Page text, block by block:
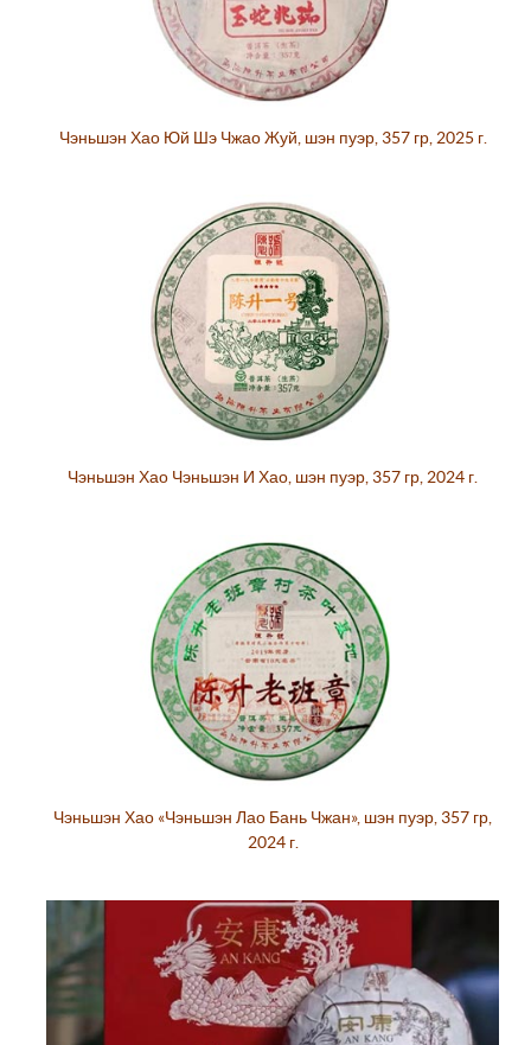
Чэньшэн Хао Юй Шэ Чжао Жуй, шэн пуэр, 357 гр, 2025 г.
Чэньшэн Хао Чэньшэн И Хао, шэн пуэр, 357 гр, 2024 г.
Чэньшэн Хао «Чэньшэн Лао Бань Чжан», шэн пуэр, 357 гр,
2024 г.